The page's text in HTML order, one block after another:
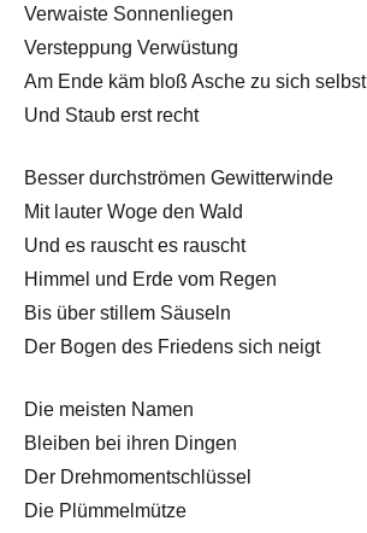
Verwaiste Sonnenliegen
Versteppung Verwüstung
Am Ende käm bloß Asche zu sich selbst
Und Staub erst recht
Besser durchströmen Gewitterwinde
Mit lauter Woge den Wald
Und es rauscht es rauscht
Himmel und Erde vom Regen
Bis über stillem Säuseln
Der Bogen des Friedens sich neigt
Die meisten Namen
Bleiben bei ihren Dingen
Der Drehmomentschlüssel
Die Plümmelmütze